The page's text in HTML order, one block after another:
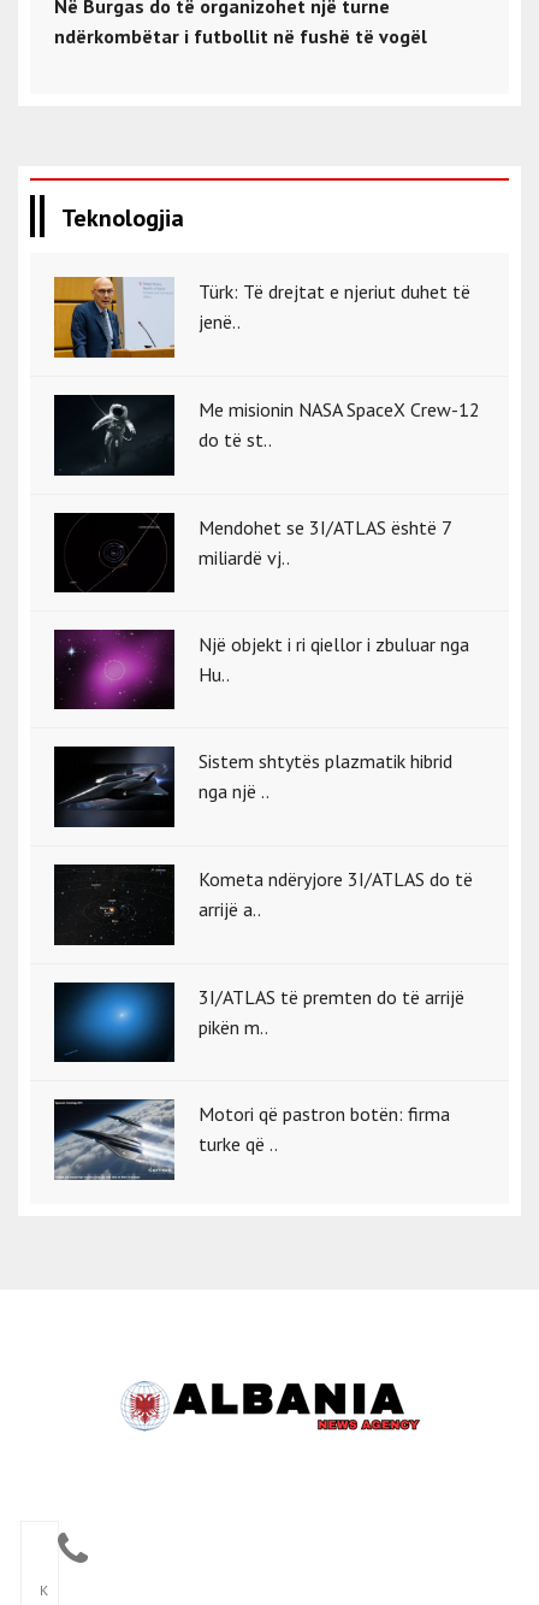
Në Burgas do të organizohet një turne
ndërkombëtar i futbollit në fushë të vogël
Teknologjia
Türk: Të drejtat e njeriut duhet të
jenë..
Me misionin NASA SpaceX Crew-12
do të st..
Mendohet se 3I/ATLAS është 7
miliardë vj..
Një objekt i ri qiellor i zbuluar nga
Hu..
Sistem shtytës plazmatik hibrid
nga një ..
Kometa ndëryjore 3I/ATLAS do të
arrijë a..
3I/ATLAS të premten do të arrijë
pikën m..
Motori që pastron botën: firma
turke që ..
K